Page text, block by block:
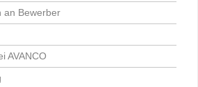
an Bewerber
AVANCO